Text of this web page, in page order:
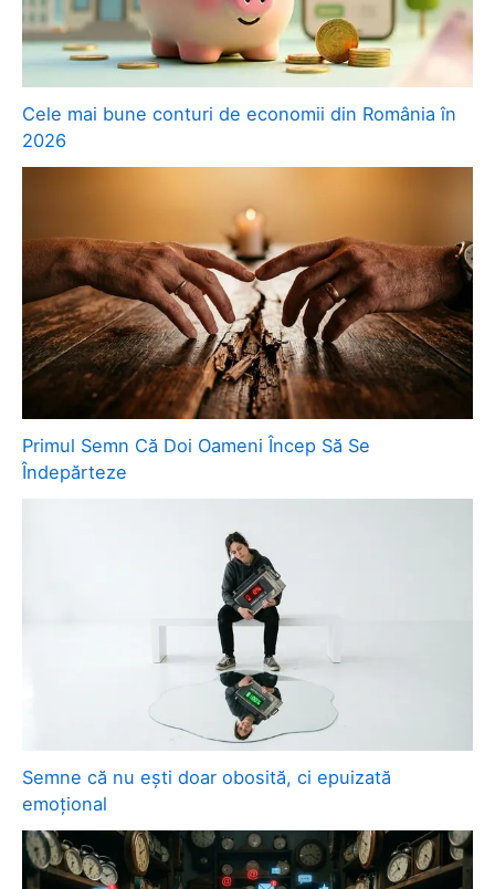
Cele mai bune conturi de economii din România în
2026
Primul Semn Că Doi Oameni Încep Să Se
Îndepărteze
Semne că nu ești doar obosită, ci epuizată
emoțional